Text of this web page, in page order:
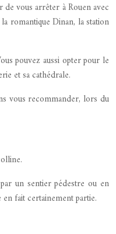
vous arrêter à Rouen avec
romantique Dinan, la station
pouvez aussi opter pour le
et sa cathédrale.
vous recommander, lors du
un sentier pédestre ou en
fait certainement partie.